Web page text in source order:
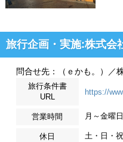
旅行企画・実施:株式会
問合せ先：（ｅかも。）／
旅行条件書
URL
https://
営業時間 月～金曜
休日 土・日・